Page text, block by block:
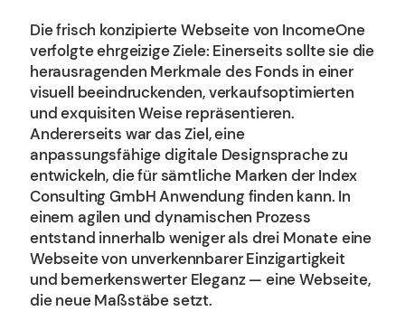
Die frisch konzipierte Webseite von IncomeOne
verfolgte ehrgeizige Ziele: Einerseits sollte sie die
herausragenden Merkmale des Fonds in einer
visuell beeindruckenden, verkaufsoptimierten
und exquisiten Weise repräsentieren.
Andererseits war das Ziel, eine
anpassungsfähige digitale Designsprache zu
entwickeln, die für sämtliche Marken der Index
Consulting GmbH Anwendung finden kann. In
einem agilen und dynamischen Prozess
entstand innerhalb weniger als drei Monate eine
Webseite von unverkennbarer Einzigartigkeit
und bemerkenswerter Eleganz — eine Webseite,
die neue Maßstäbe setzt.